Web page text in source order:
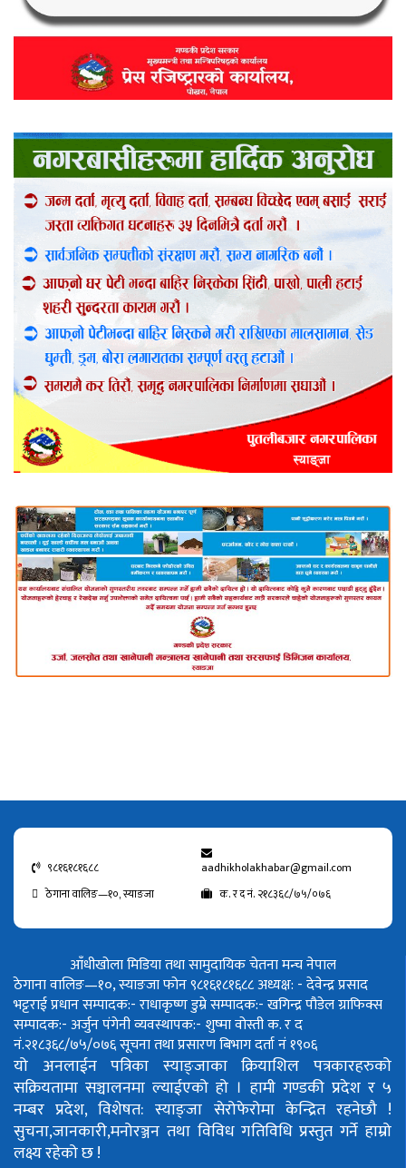
९८१६१८१६८८
aadhikholakhabar@gmail.com
ठेगाना वालिङ—१०, स्याङजा
क. र द नं. २१८३६८/७५/०७६
आँधीखोला मिडिया तथा सामुदायिक चेतना मन्च नेपाल
ठेगाना वालिङ—१०, स्याङजा फोन ९८१६१८१६८८अध्यक्ष: - देवेन्द्र प्रसाद
भट्टराईप्रधान सम्पादक:- राधाकृष्ण डुम्रेसम्पादक:- खगिन्द्र पौडेलग्राफिक्स
सम्पादक:- अर्जुन पंगेनीव्यवस्थापक:- शुष्मा वोस्तीक. र द
नं.२१८३६८/७५/०७६सूचना तथा प्रसारण बिभाग दर्ता नं १९०६
यो अनलाईन पत्रिका स्याङ्जाका क्रियाशिल पत्रकारहरुको
सक्रियतामा सञ्चालनमा ल्याईएको हो । हामी गण्डकी प्रदेश र ५
नम्बर प्रदेश, विशेषत: स्याङ्जा सेरोफेरोमा केन्द्रित रहनेछौ !
सुचना,जानकारी,मनोरञ्जन तथा विविध गतिविधि प्रस्तुत गर्ने हाम्रो
लक्ष्य रहेको छ !